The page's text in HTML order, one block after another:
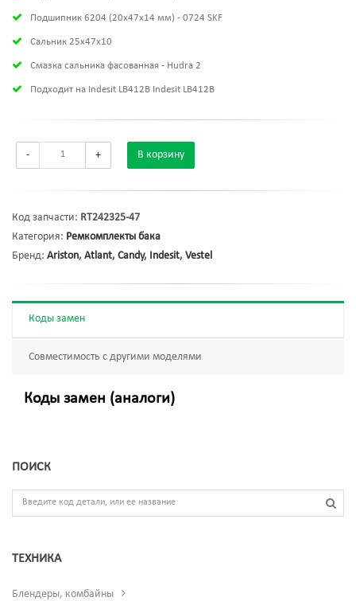
Подшипник 6204 (20х47х14 мм) - 0724 SKF
Сальник 25x47x10
Смазка сальника фасованная - Hudra 2
Подходит на Indesit LB412B Indesit LB412B
- + В корзину
Код запчасти: RT242325-47
Категория: Ремкомплекты бака
Бренд: Ariston, Atlant, Candy, Indesit, Vestel
Коды замен
Совместимость с другими моделями
Коды замен (аналоги)
ПОИСК
ТЕХНИКА
Блендеры, комбайны